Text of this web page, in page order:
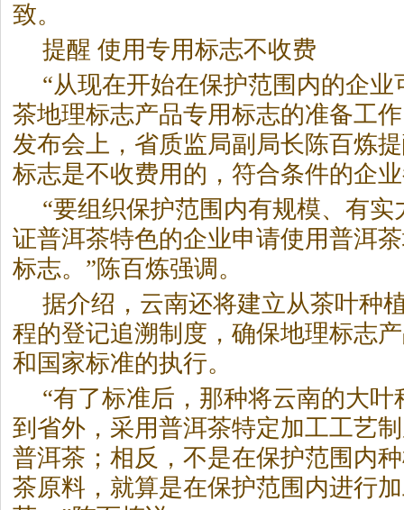
致。
提醒 使用专用标志不收费
“从现在开始在保护范围内的企
茶地理标志产品专用标志的准备工
发布会上，省质监局副局长陈百炼
标志是不收费用的，符合条件的企
“要组织保护范围内有规模、有
证普洱茶特色的企业申请使用普洱茶
标志。”陈百炼强调。
据介绍，云南还将建立从茶叶种
程的登记追溯制度，确保地理标志
和国家标准的执行。
“有了标准后，那种将云南的大叶
到省外，采用普洱茶特定加工工艺
普洱茶 ；相反，不是在保护范围内
茶原料，就算是在保护范围内进行